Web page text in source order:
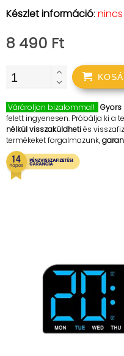
Készlet információ:
8 490 Ft
Várároljon bizalommal!
felett ingyenesen. Próbálja ki a
nélkül visszaküldhetiés
termékeket forgalmazunk,